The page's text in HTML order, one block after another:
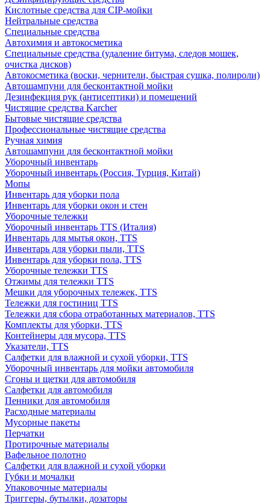
Кислотные средства для CIP-мойки
Нейтральные средства
Специальные средства
Автохимия и автокосметика
Специальные средства (удаление битума, следов мошек,
очистка дисков)
Автокосметика (воски, чернители, быстрая сушка, полироли)
Автошампуни для бесконтактной мойки
Дезинфекция рук (антисептики) и помещений
Чистящие средства Karcher
Бытовые чистящие средства
Профессиональные чистящие средства
Ручная химия
Автошампуни для бесконтактной мойки
Уборочный инвентарь
Уборочный инвентарь (Россия, Турция, Китай)
Мопы
Инвентарь для уборки пола
Инвентарь для уборки окон и стен
Уборочные тележки
Уборочный инвентарь TTS (Италия)
Инвентарь для мытья окон, TTS
Инвентарь для уборки пыли, TTS
Инвентарь для уборки пола, TTS
Уборочные тележки TTS
Отжимы для тележки TTS
Мешки для уборочных тележек, TTS
Тележки для гостиниц TTS
Тележки для сбора отработанных материалов, TTS
Комплекты для уборки, TTS
Контейнеры для мусора, TTS
Указатели, TTS
Салфетки для влажной и сухой уборки, TTS
Уборочный инвентарь для мойки автомобиля
Сгоны и щетки для автомобиля
Салфетки для автомобиля
Пенники для автомобиля
Расходные материалы
Мусорные пакеты
Перчатки
Протирочные материалы
Вафельное полотно
Салфетки для влажной и сухой уборки
Губки и мочалки
Упаковочные материалы
Триггеры, бутылки, дозаторы